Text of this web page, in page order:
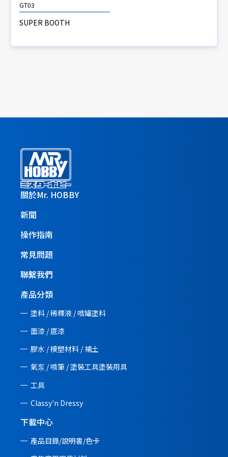
GT03
SUPER BOOTH
關於Mr. HOBBY
新聞
操作指南
常見問題
聯繫我們
產品分類
塗料 / 稀釋液 / 噴罐塗料
面漆 / 底漆
膠水 / 模塑材料 / 補土
氣泵 / 噴筆 / 塗裝工具塗裝用具
工具
Classy'n Dressy
下載中心
產品目錄/說明書/色卡